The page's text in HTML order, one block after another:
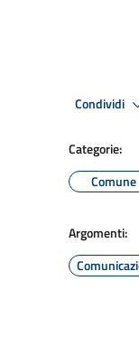
Condividi
Categorie:
Comune
Argomenti: